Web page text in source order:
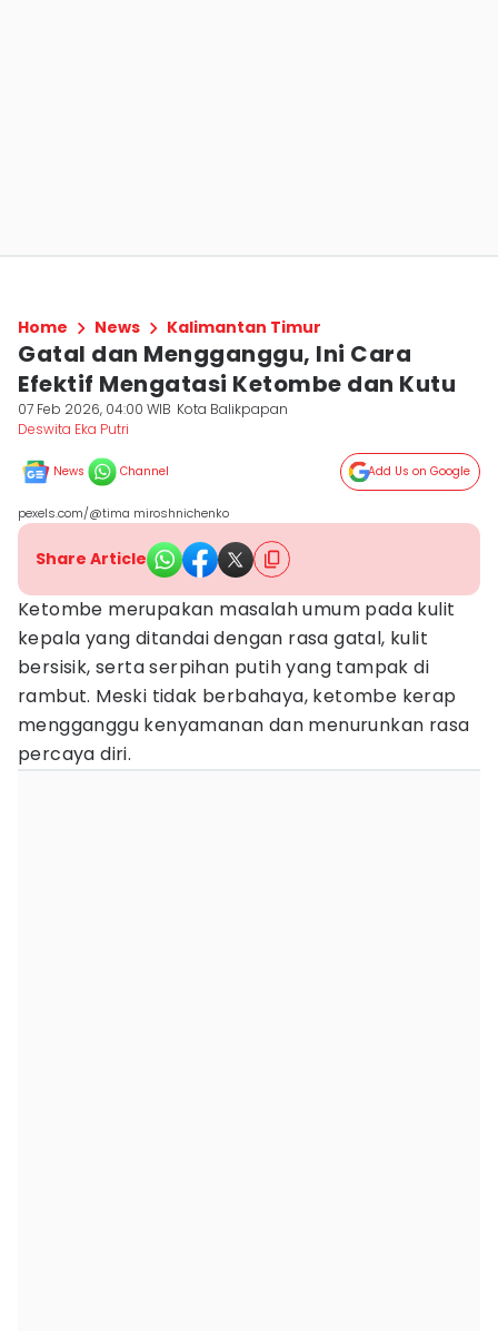
Home News Kalimantan Timur
Gatal dan Mengganggu, Ini Cara
Efektif Mengatasi Ketombe dan Kutu
07 Feb 2026, 04:00 WIB Kota Balikpapan
Deswita Eka Putri
News Channel Add Us on Google
pexels.com/@tima miroshnichenko
Share Article
Ketombe merupakan masalah umum pada kulit
kepala yang ditandai dengan rasa gatal, kulit
bersisik, serta serpihan putih yang tampak di
rambut. Meski tidak berbahaya, ketombe kerap
mengganggu kenyamanan dan menurunkan rasa
percaya diri.